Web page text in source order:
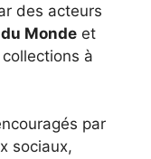
des acteurs
Monde et
à
par
sociaux,